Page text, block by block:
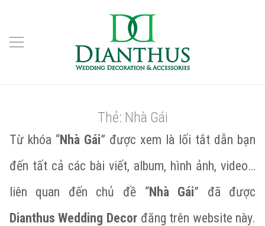
Thẻ: Nhà Gái
Từ khóa “Nhà Gái” được xem là lối tắt dẫn bạn
đến tất cả các bài viết, album, hình ảnh, video…
liên quan đến chủ đề “Nhà Gái” đã được
Dianthus Wedding Decorđăng trên website này.